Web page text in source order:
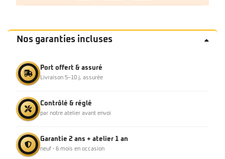
Nos garanties incluses
Port offert & assuré
Livraison 5–10 j, assurée
Contrôlé & réglé
par notre atelier avant envoi
Garantie 2 ans + atelier 1 an
neuf · 6 mois en occasion